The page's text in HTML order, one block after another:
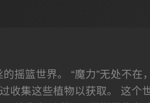
摇篮世界。 “魔力”无处不
收集这些植物以获取。 这